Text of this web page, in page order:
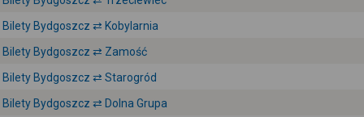
Bilety Bydgoszcz ⇄ Kobylarnia
Bilety Bydgoszcz ⇄ Zamość
Bilety Bydgoszcz ⇄ Starogród
Bilety Bydgoszcz ⇄ Dolna Grupa